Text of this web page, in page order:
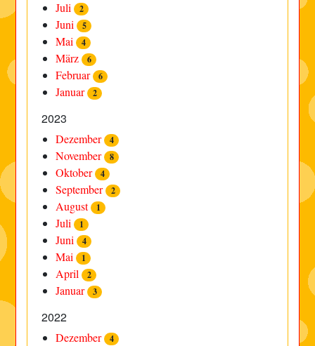
Juli 2
Juni 5
Mai 4
März 6
Februar 6
Januar 2
2023
Dezember 4
November 8
Oktober 4
September 2
August 1
Juli 1
Juni 4
Mai 1
April 2
Januar 3
2022
Dezember 4